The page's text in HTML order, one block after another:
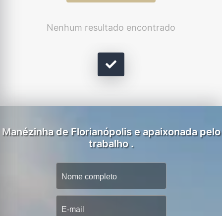
Nenhum resultado encontrado
Manézinha de Florianópolis e apaixonada pelo
trabalho .